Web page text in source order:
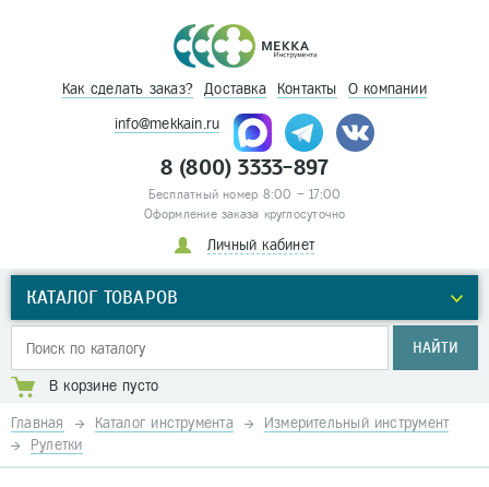
Как сделать заказ? Доставка Контакты О компании
info@mekkain.ru
8 (800) 3333-897
Бесплатный номер 8:00 – 17:00
Оформление заказа круглосуточно
Личный кабинет
КАТАЛОГ ТОВАРОВ
НАЙТИ
В корзине пусто
Главная Каталог инструмента
Измерительный инструмент
Рулетки